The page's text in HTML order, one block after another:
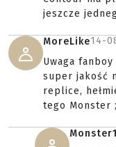
jeszcze
MoreLike14-
Uwaga
super jakość
replice,
tego Monster